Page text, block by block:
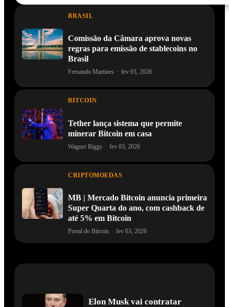
BRASIL
Comissão da Câmara aprova novas
regras para emissão de stablecoins no
Brasil
Fernando Martines · fev 03, 2026
BITCOIN
Tether lança sistema que permite
minerar Bitcoin em casa
Wagner Riggs · fev 03, 2026
CRIPTOMOEDAS
MB | Mercado Bitcoin anuncia primeira
Super Quarta do ano, com cashback de
até 5% em Bitcoin
Portal do Bitcoin · fev 03, 2026
Elon Musk vai contratar